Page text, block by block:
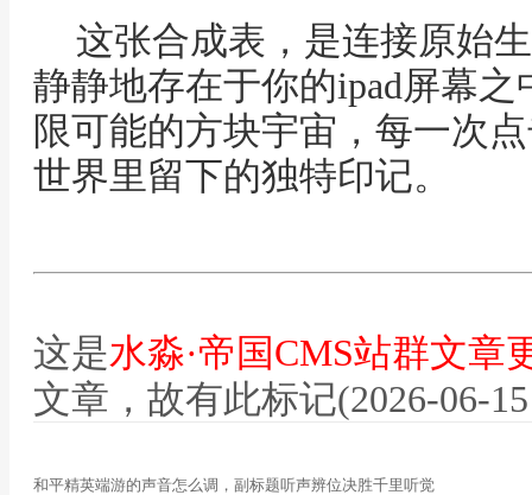
这张合成表，是连接原始
静静地存在于你的ipad屏幕
限可能的方块宇宙，每一次
世界里留下的独特印记。
这是水淼·帝国CMS站群文章
文章，故有此标记(2026-06-
和平精英端游的声音怎么调，副标题听声辨位决胜千里听觉